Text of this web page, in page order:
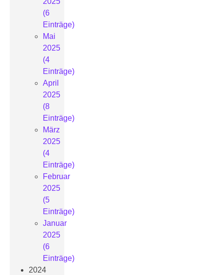
(6
Einträge)
Mai
2025
(4
Einträge)
April
2025
(8
Einträge)
März
2025
(4
Einträge)
Februar
2025
(5
Einträge)
Januar
2025
(6
Einträge)
2024